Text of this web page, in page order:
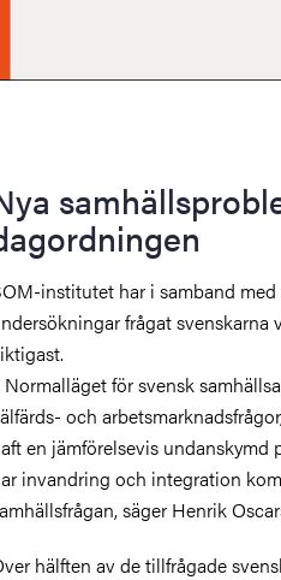
institutet har i samband
frågat svenskarna
Normalläget för svensk
och
en jämförelsevis
invandring och integration
säger Henrik
hälften av de tillfrågade